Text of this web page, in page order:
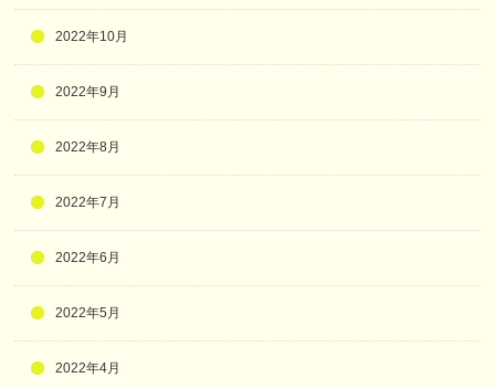
2022年10月
2022年9月
2022年8月
2022年7月
2022年6月
2022年5月
2022年4月